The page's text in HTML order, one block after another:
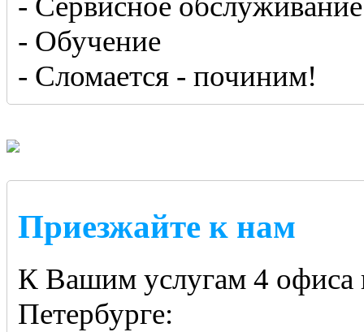
- Обучение
- Сломается - починим!
Приезжайте к нам
К Вашим услугам 4 офиса
Петербурге: